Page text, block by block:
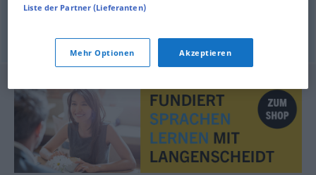
Beobachter,Publikum,Zuschauer
© OpenThesaurus.de
Liste der Partner (Lieferanten)
Mehr Optionen Akzeptieren